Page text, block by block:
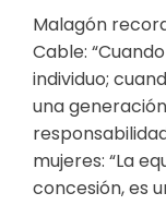
Malagón
Cable:
individuo;
una
mujeres: “La
concesión, es